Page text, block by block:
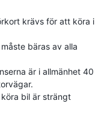
krävs för att köra i
bäras av alla
är i allmänhet 40
bil är strängt